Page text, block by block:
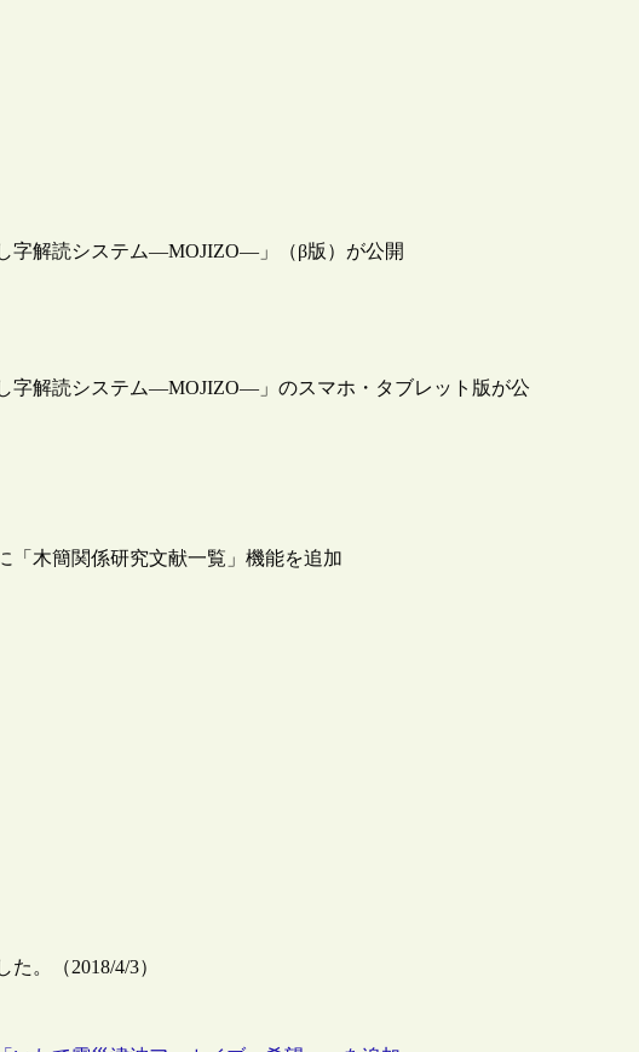
字解読システム―MOJIZO―」（β版）が公開
字解読システム―MOJIZO―」のスマホ・タブレット版が公
「木簡関係研究文献一覧」機能を追加
。（2018/4/3）